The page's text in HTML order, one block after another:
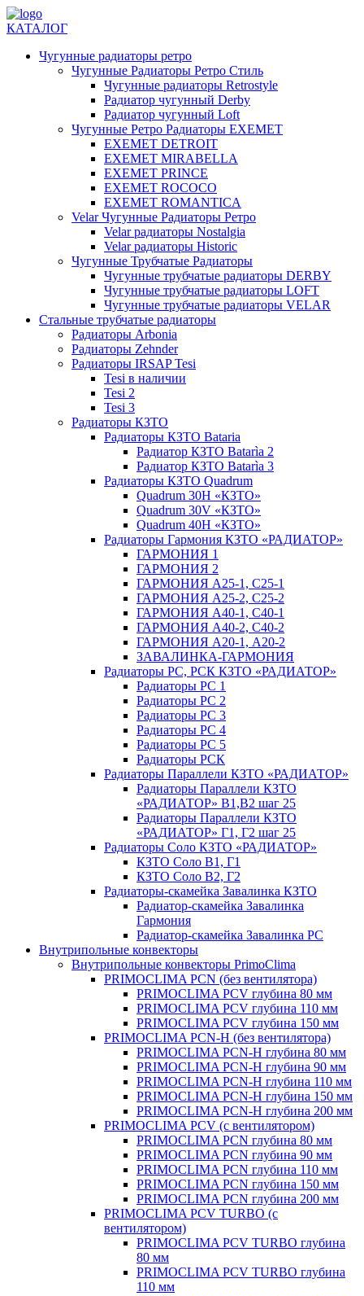
КАТАЛОГ
Чугунные радиаторы ретро
Чугунные Радиаторы Ретро Стиль
Чугунные радиаторы Retrostyle
Радиатор чугунный Derby
Радиатор чугунный Loft
Чугунные Ретро Радиаторы EXEMET
EXEMET DETROIT
EXEMET MIRABELLA
EXEMET PRINCE
EXEMET ROCOCO
EXEMET ROMANTICA
Velar Чугунные Радиаторы Ретро
Velar радиаторы Nostalgia
Velar радиаторы Historic
Чугунные Трубчатые Радиаторы
Чугунные трубчатые радиаторы DERBY
Чугунные трубчатые радиаторы LOFT
Чугунные трубчатые радиаторы VELAR
Стальные трубчатые радиаторы
Радиаторы Arbonia
Радиаторы Zehnder
Радиаторы IRSAP Tesi
Tesi в наличии
Tesi 2
Tesi 3
Радиаторы КЗТО
Радиаторы КЗТО Bataria
Радиатор КЗТО Batarìa 2
Радиатор КЗТО Batarìa 3
Радиаторы КЗТО Quadrum
Quadrum 30H «КЗТО»
Quadrum 30V «КЗТО»
Quadrum 40H «КЗТО»
Радиаторы Гармония КЗТО «РАДИАТОР»
ГАРМОНИЯ 1
ГАРМОНИЯ 2
ГАРМОНИЯ А25-1, С25-1
ГАРМОНИЯ А25-2, С25-2
ГАРМОНИЯ А40-1, С40-1
ГАРМОНИЯ А40-2, С40-2
ГАРМОНИЯ А20-1, А20-2
ЗАВАЛИНКА-ГАРМОНИЯ
Радиаторы РС, РСК КЗТО «РАДИАТОР»
Радиаторы РС 1
Радиаторы РС 2
Радиаторы РС 3
Радиаторы РС 4
Радиаторы РС 5
Радиаторы РСК
Радиаторы Параллели КЗТО «РАДИАТОР»
Радиаторы Параллели КЗТО
«РАДИАТОР» В1,В2 шаг 25
Радиаторы Параллели КЗТО
«РАДИАТОР» Г1, Г2 шаг 25
Радиаторы Соло КЗТО «РАДИАТОР»
КЗТО Соло В1, Г1
КЗТО Соло В2, Г2
Радиаторы-скамейка Завалинка КЗТО
Радиатор-скамейка Завалинка
Гармония
Радиатор-скамейка Завалинка РС
Внутрипольные конвекторы
Внутрипольные конвекторы PrimoClima
PRIMOCLIMA PCN (без вентилятора)
PRIMOCLIMA PCV глубина 80 мм
PRIMOCLIMA PCV глубина 110 мм
PRIMOCLIMA PCV глубина 150 мм
PRIMOCLIMA PCN-H (без вентилятора)
PRIMOCLIMA PCN-H глубина 80 мм
PRIMOCLIMA PCN-H глубина 90 мм
PRIMOCLIMA PCN-H глубина 110 мм
PRIMOCLIMA PCN-H глубина 150 мм
PRIMOCLIMA PCN-H глубина 200 мм
PRIMOCLIMA PCV (c вентилятором)
PRIMOCLIMA PCN глубина 80 мм
PRIMOCLIMA PCN глубина 90 мм
PRIMOCLIMA PCN глубина 110 мм
PRIMOCLIMA PCN глубина 150 мм
PRIMOCLIMA PCN глубина 200 мм
PRIMOCLIMA PCV TURBO (c
вентилятором)
PRIMOCLIMA PCV TURBO глубина
80 мм
PRIMOCLIMA PCV TURBO глубина
110 мм